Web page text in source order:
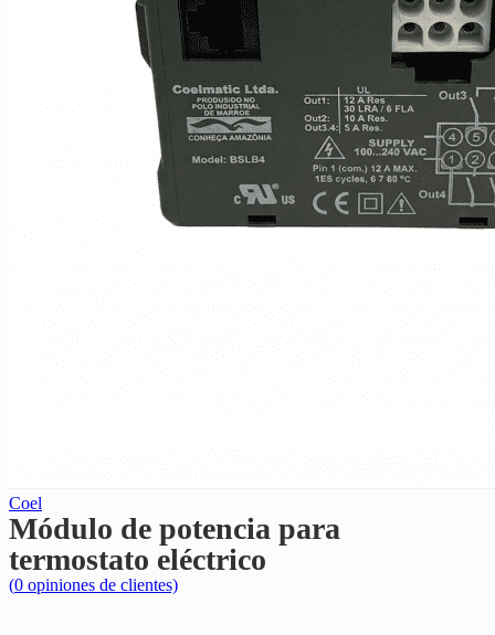
Coel
Módulo de potencia para
termostato eléctrico
(0 opiniones de clientes)